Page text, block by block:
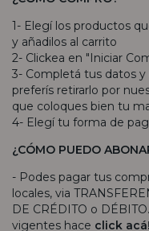
1- Elegí los productos
y añadilos al carrito
2- Clickea en "Iniciar
3- Completá tus datos
preferís retirarlo por
que coloques bien tu
4- Elegí tu forma de
¿CÓMO PUEDO
- Podes pagar tus
locales, via
DE CRÉDITO o
vigentes hace click acá!